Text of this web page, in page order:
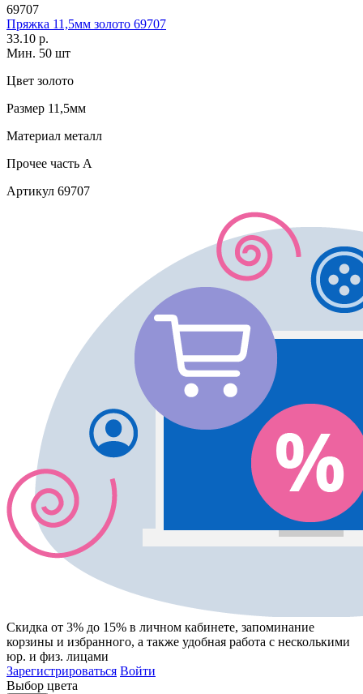
69707
Пряжка 11,5мм золото 69707
33.10 р.
Мин. 50 шт
Цвет золото
Размер 11,5мм
Материал металл
Прочее часть A
Артикул 69707
Скидка от 3% до 15% в личном кабинете, запоминание
корзины и избранного, а также удобная работа с несколькими
юр. и физ. лицами
Зарегистрироваться Войти
Выбор цвета